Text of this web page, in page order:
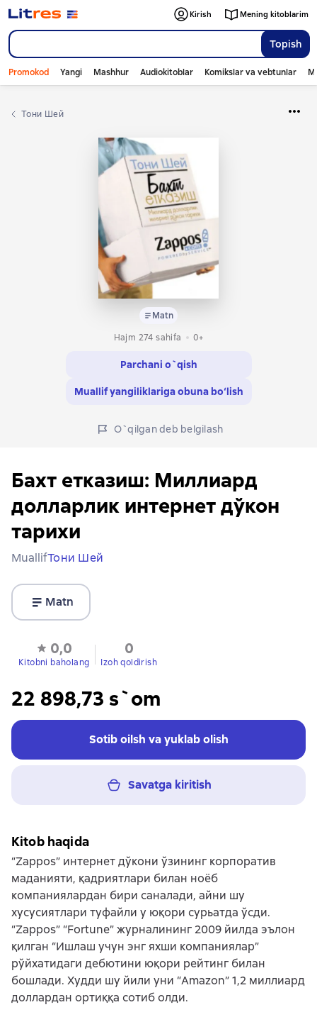
Topish
Kirish Mening kitoblarim
Promokod Yangi Mashhur Audiokitoblar Komikslar va vebtunlar
Тони Шей
Matn
Hajm 274 sahifa
0+
Parchani o`qish
Muallif yangiliklariga obuna bo‘lish
O`qilgan deb belgilash
Бахт етказиш: Миллиард
долларлик интернет дўкон
тарихи
MuallifТони Шей
Matn
0,0
Kitobni baholang
0
Izoh qoldirish
22 898,73 s`om
Sotib oilsh va yuklab olish
Savatga kiritish
Kitob haqida
“Zappos” интернет дўкони ўзининг корпоратив
маданияти, қадриятлари билан ноёб
компаниялардан бири саналади, айни шу
хусусиятлари туфайли у юқори сурьатда ўсди.
“Zappos” “Fortune” журналининг 2009 йилда эълон
қилган “Ишлаш учун энг яхши компаниялар”
рўйхатидаги дебютини юқори рейтинг билан
бошлади. Худди шу йили уни “Amazon” 1,2 миллиард
доллардан ортиққа сотиб олди.